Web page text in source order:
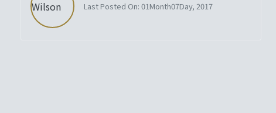
Last Posted On: 01Month07Day, 2017